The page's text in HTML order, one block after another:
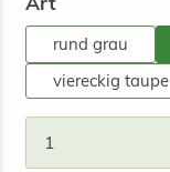
rund grau
viereckig taupe